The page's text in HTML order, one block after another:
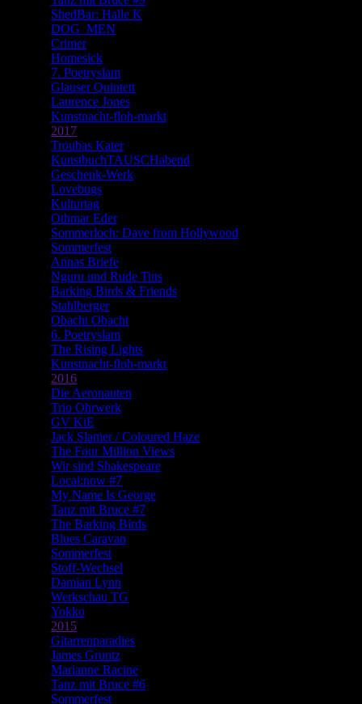
ShedBar: Halle K
DOG_MEN
Crimer
Homesick
7. Poetryslam
Glauser Quintett
Laurence Jones
Kunstnacht-floh-markt
2017
Troubas Kater
KunstbuchTAUSCHabend
Geschenk-Werk
Lovebugs
Kulturtag
Othmar Eder
Sommerloch: Dave from Hollywood
Sommerfest
Annas Briefe
Nguru und Rude Tins
Barking Birds & Friends
Stahlberger
Obacht Obacht
6. Poetryslam
The Rising Lights
Kunstnacht-floh-markt
2016
Die Aeronauten
Trio Ohrwerk
GV KiE
Jack Slamer / Coloured Haze
The Four Million Views
Wir sind Shakespeare
Local:now #7
My Name Is George
Tanz mit Bruce #7
The Barking Birds
Blues Caravan
Sommerfest
Stoff-Wechsel
Damian Lynn
Werkschau TG
Yokko
2015
Gitarrenparadies
James Gruntz
Marianne Racine
Tanz mit Bruce #6
Sommerfest